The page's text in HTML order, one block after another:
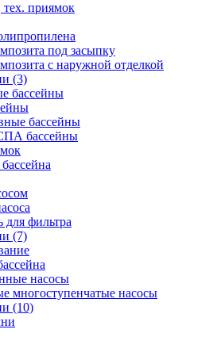
приямок
под засыпку
с наружной отделкой
(3)
бассейны
бассейны
бассейны
для фильтра
(7)
насосы
многоступенчатые насосы
(10)